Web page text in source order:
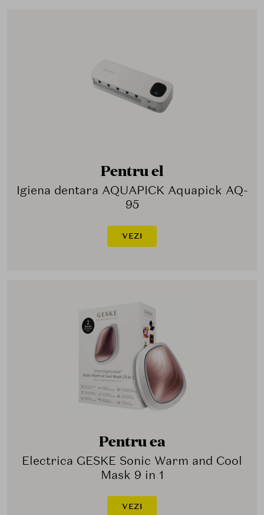
Pentru el
Igiena dentara AQUAPICK Aquapick AQ-
95
VEZI
Pentru ea
Electrica GESKE Sonic Warm and Cool
Mask 9 in 1
VEZI